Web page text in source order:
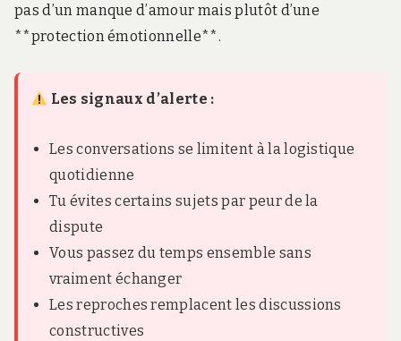
pas d’un manque d’amour mais plutôt d’une
**protection émotionnelle**.
Les signaux d’alerte :
Les conversations se limitent à la logistique
quotidienne
Tu évites certains sujets par peur de la
dispute
Vous passez du temps ensemble sans
vraiment échanger
Les reproches remplacent les discussions
constructives